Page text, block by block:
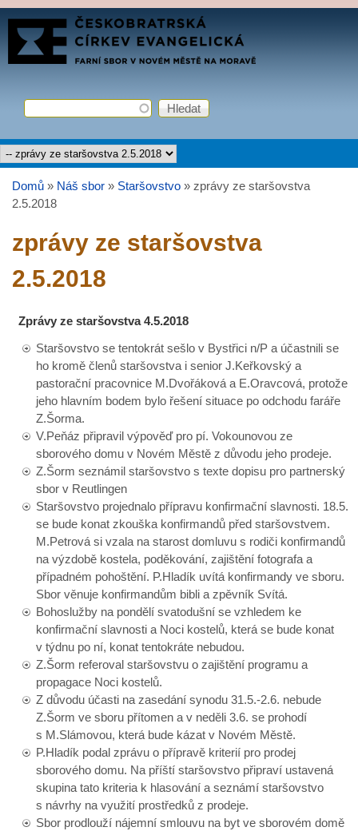
Přejít k hlavnímu obsahu
FARNÍ
SBOR
Vyhledávání
Hledat
Hlavní menu
Jste zde
Domů » Náš sbor » Staršovstvo » zprávy ze staršovstva
2.5.2018
zprávy ze staršovstva
2.5.2018
Zprávy ze staršovstva 4.5.2018
Staršovstvo se tentokrát sešlo v Bystřici n/P a účastnili se
ho kromě členů staršovstva i senior J.Keřkovský a
pastorační pracovnice M.Dvořáková a E.Oravcová, protože
jeho hlavním bodem bylo řešení situace po odchodu faráře
Z.Šorma.
V.Peňáz připravil výpověď pro pí. Vokounovou ze
sborového domu v Novém Městě z důvodu jeho prodeje.
Z.Šorm seznámil staršovstvo s texte dopisu pro partnerský
sbor v Reutlingen
Staršovstvo projednalo přípravu konfirmační slavnosti. 18.5.
se bude konat zkouška konfirmandů před staršovstvem.
M.Petrová si vzala na starost domluvu s rodiči konfirmandů
na výzdobě kostela, poděkování, zajištění fotografa a
případném pohoštění. P.Hladík uvítá konfirmandy ve sboru.
Sbor věnuje konfirmandům bibli a zpěvník Svítá.
Bohoslužby na pondělí svatodušní se vzhledem ke
konfirmační slavnosti a Noci kostelů, která se bude konat
v týdnu po ní, konat tentokráte nebudou.
Z.Šorm referoval staršovstvu o zajištění programu a
propagace Noci kostelů.
Z důvodu účasti na zasedání synodu 31.5.-2.6. nebude
Z.Šorm ve sboru přítomen a v neděli 3.6. se prohodí
s M.Slámovou, která bude kázat v Novém Městě.
P.Hladík podal zprávu o přípravě kriterií pro prodej
sborového domu. Na příští staršovstvo připraví ustavená
skupina tato kriteria k hlasování a seznámí staršovstvo
s návrhy na využití prostředků z prodeje.
Sbor prodlouží nájemní smlouvu na byt ve sborovém domě